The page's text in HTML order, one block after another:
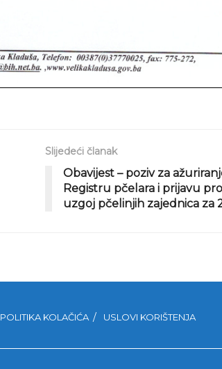
Slijedeći članak
Obavijest – poziv za
Registru pčelara i prijavu
uzgoj pčelinjih zajednica za
POLITIKA KOLAČIĆA USLOVI KORIŠTENJA